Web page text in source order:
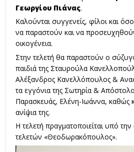
Γεωργίου Πιάνας.
Καλούνται συγγενείς, φίλοι και
να παραστούν και να
οικογένεια.
Στην τελετή θα παραστούν ο
παιδιά της Σταυρούλα
Αλέξανδρος Κανελλόπουλος &
τα εγγόνια της Σωτηρία &
Παρασκευάς, Ελένη-Ιωάννα, καθώς
ανίψια της.
Η τελετή πραγματοποιείται υπό
τελετών «Θεοδωρακόπουλος».